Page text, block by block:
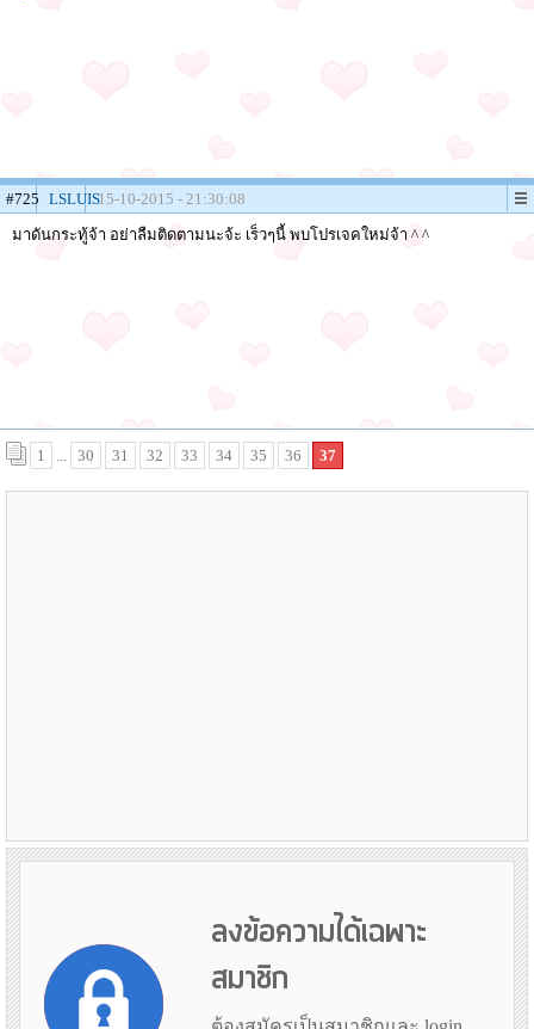
#725 LSLUIS15-10-2015 - 21:30:08
มาดันกระทู้จ้า อย่าลืมติดตามนะจ้ะ เร็วๆนี้ พบโปรเจคใหม่จ้า ^ ^
1 ... 30 31 32 33 34 35 36 37
ลงข้อความได้เฉพาะ
สมาชิก